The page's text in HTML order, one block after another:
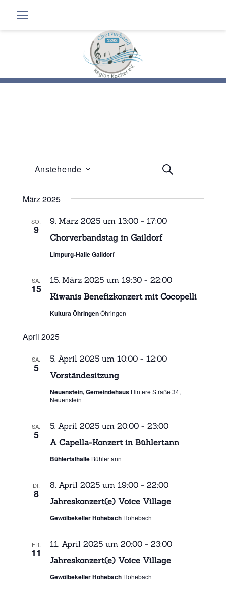
Inhalt
a
s
t
t
u
S
h
u
n
s
i
c
t
e
,
Suche
u
A
Anstehende
a
März 2025
SO.
9
Chorverbandstag in Gaildorf
9. März 2025 um 13:00- 17:00
Limpurg-Halle Gaildorf
SA.
15
Kiwanis Benefizkonzert mit Cocopelli
15. März 2025 um 19:30- 22:00
Kultura ÖhringenÖhringen
April 2025
SA.
5
Vorständesitzung
5. April 2025 um 10:00- 12:00
Neuenstein, Gemeindehaus Hintere Straße 34,
Neuenstein
SA.
5
A Capella-Konzert in Bühlertann
5. April 2025 um 20:00- 23:00
Bühlertalhalle Bühlertann
DI.
8
Jahreskonzert(e) Voice Village
8. April 2025 um 19:00- 22:00
Gewölbekeller Hohebach Hohebach
FR.
11
Jahreskonzert(e) Voice Village
11. April 2025 um 20:00- 23:00
Gewölbekeller Hohebach Hohebach